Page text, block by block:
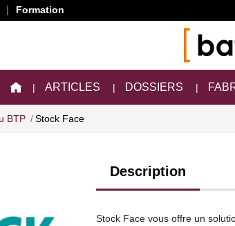
Formation
ARTICLES DOSSIERS
BTP Stock Face
Description
Stock Face vous offre un